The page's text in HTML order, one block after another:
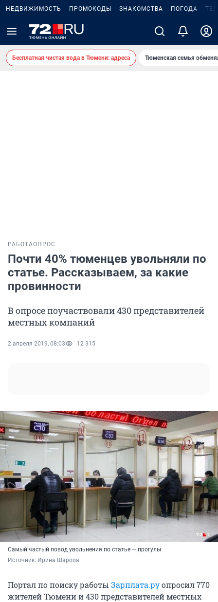
НЕДВИЖИМОСТЬ ПРОМОКОДЫ ЗНАКОМСТВА ПОГОДА
Бесплатная чистая вода в Тюмени: адреса Тюменская семья
РАБОТАОПРОС
Почти 40% тюменцев увольняли по
статье. Рассказываем, за какие
провинности
В опросе поучаствовали 430 представителей
местных компаний
2 апреля 2019, 08:03 12 315
Самый частый повод увольнения по статье — прогулы
Источник: Ирина Шарова
Портал по поиску работы Зарплата.руопросил 770
жителей Тюмени и 430 представителей местных